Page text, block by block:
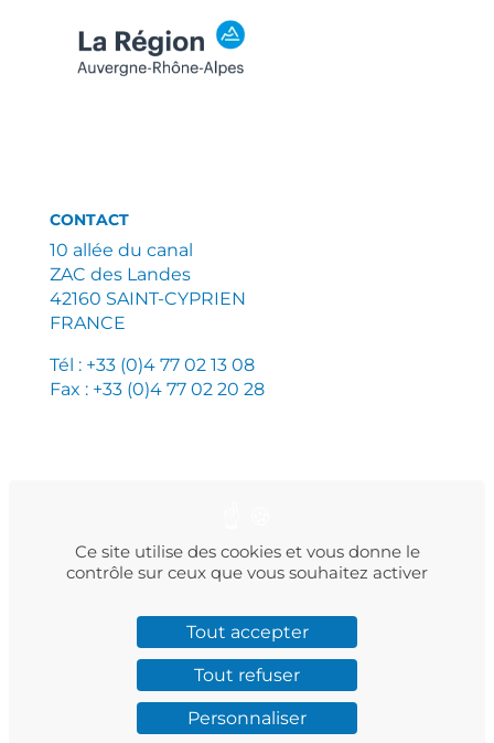
CONTACT
10 allée du canal
ZAC des Landes
42160 SAINT-CYPRIEN
FRANCE
Tél : +33 (0)4 77 02 13 08
Fax : +33 (0)4 77 02 20 28
POLITIQUE DE CONFIDENTIALITÉ
FacebookInstagram
LinkedIn
TwitterYouTube
Ce site utilise des cookies et vous donne le
contrôle sur ceux que vous souhaitez activer
Tout accepter
Tout refuser
Personnaliser